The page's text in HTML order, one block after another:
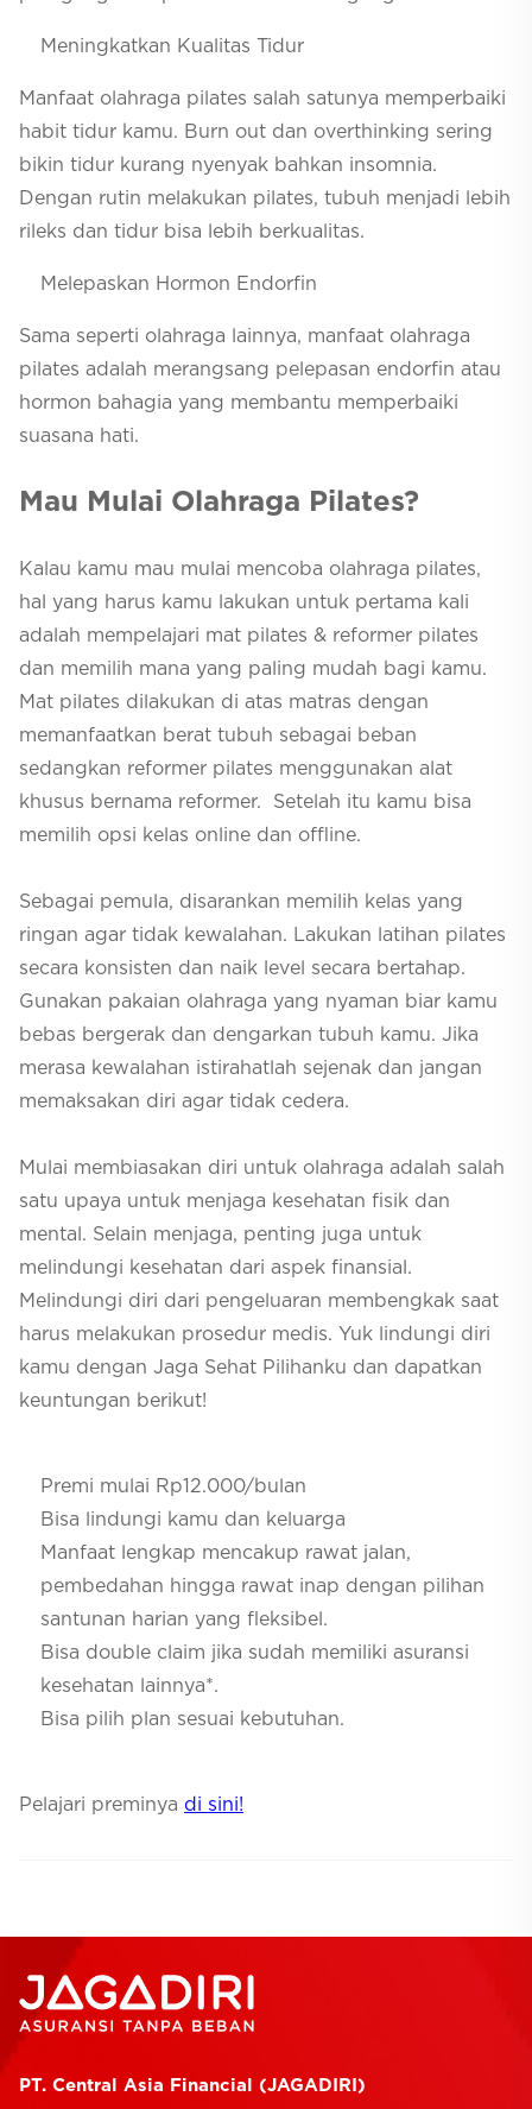
Meningkatkan Kualitas Tidur
Manfaat olahraga pilates salah satunya memperbaiki
habit tidur kamu. Burn out dan overthinking sering
bikin tidur kurang nyenyak bahkan insomnia.
Dengan rutin melakukan pilates, tubuh menjadi lebih
rileks dan tidur bisa lebih berkualitas.
Melepaskan Hormon Endorfin
Sama seperti olahraga lainnya, manfaat olahraga
pilates adalah merangsang pelepasan endorfin atau
hormon bahagia yang membantu memperbaiki
suasana hati.
Mau Mulai Olahraga Pilates?
Kalau kamu mau mulai mencoba olahraga pilates,
hal yang harus kamu lakukan untuk pertama kali
adalah mempelajari mat pilates & reformer pilates
dan memilih mana yang paling mudah bagi kamu.
Mat pilates dilakukan di atas matras dengan
memanfaatkan berat tubuh sebagai beban
sedangkan reformer pilates menggunakan alat
khusus bernama reformer. Setelah itu kamu bisa
memilih opsi kelas online dan offline.
Sebagai pemula, disarankan memilih kelas yang
ringan agar tidak kewalahan. Lakukan latihan pilates
secara konsisten dan naik level secara bertahap.
Gunakan pakaian olahraga yang nyaman biar kamu
bebas bergerak dan dengarkan tubuh kamu. Jika
merasa kewalahan istirahatlah sejenak dan jangan
memaksakan diri agar tidak cedera.
Mulai membiasakan diri untuk olahraga adalah salah
satu upaya untuk menjaga kesehatan fisik dan
mental. Selain menjaga, penting juga untuk
melindungi kesehatan dari aspek finansial.
Melindungi diri dari pengeluaran membengkak saat
harus melakukan prosedur medis. Yuk lindungi diri
kamu dengan Jaga Sehat Pilihanku dan dapatkan
keuntungan berikut!
Premi mulai Rp12.000/bulan
Bisa lindungi kamu dan keluarga
Manfaat lengkap mencakup rawat jalan,
pembedahan hingga rawat inap dengan pilihan
santunan harian yang fleksibel.
Bisa double claim jika sudah memiliki asuransi
kesehatan lainnya*.
Bisa pilih plan sesuai kebutuhan.
Pelajari preminya di sini!
PT. Central Asia Financial (JAGADIRI)